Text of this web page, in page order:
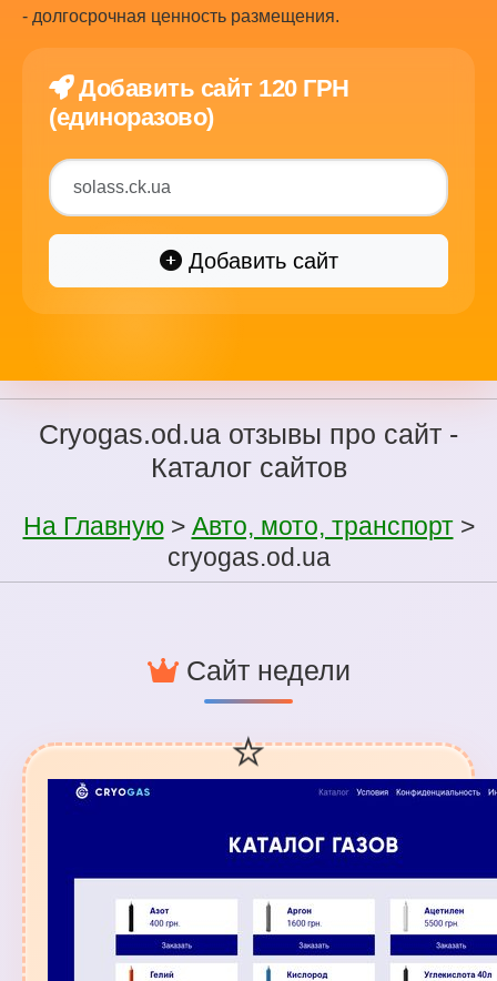
- долгосрочная ценность размещения.
Добавить сайт 120 ГРН
(единоразово)
Добавить сайт
Cryogas.od.ua отзывы про сайт -
Каталог сайтов
На Главную> Авто, мото, транспорт>
cryogas.od.ua
Сайт недели